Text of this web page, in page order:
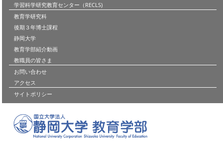
学習科学研究教育センター（RECLS)
教育学研究科
後期３年博士課程
静岡大学
教育学部紹介動画
教職員の皆さま
お問い合わせ
アクセス
サイトポリシー